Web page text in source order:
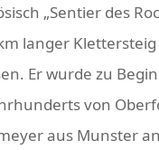
„Sentier des
langer
Er wurde zu
von
aus Munster